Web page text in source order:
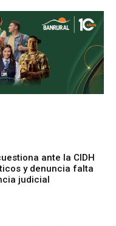
ante la CIDH
y denuncia falta
judicial